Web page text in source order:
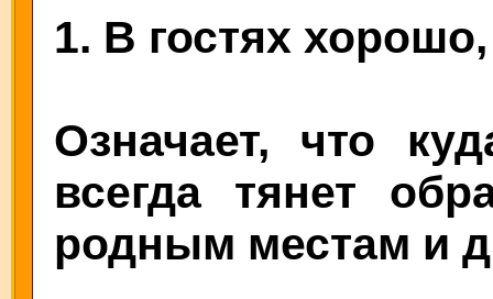
1. В гостях
Означает, что
всегда тянет
родным местам и